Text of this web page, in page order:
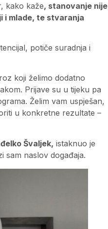
kako kaže, stanovanje nije
i mlade, te stvaranja
potiče suradnja i
koji želimo dodatno
Prijave su u tijeku pa
Želim vam uspješan,
u konkretne rezultate –
Švaljek, istaknuo je
sam naslov događaja.